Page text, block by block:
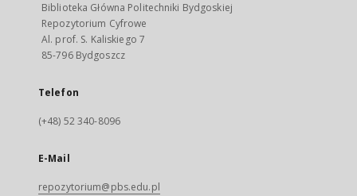
Biblioteka Główna Politechniki Bydgoskiej
Repozytorium Cyfrowe
Al. prof. S. Kaliskiego 7
85-796 Bydgoszcz
Telefon
(+48) 52 340-8096
E-Mail
repozytorium@pbs.edu.pl